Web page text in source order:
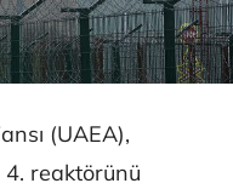
(UAEA),
4. reaktörünü